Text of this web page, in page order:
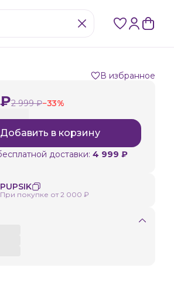
В избранное
2 999 ₽−33%
Добавить в корзину
доставки: 4 999 ₽
PUPSIK
При покупке от 2 000 ₽